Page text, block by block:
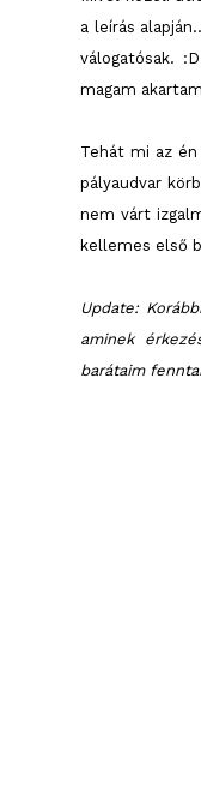
a leírás
válogatósak.
magam
Tehát mi az
pályaudvar
nem várt
kellemes első
Update:
aminek
barátaim